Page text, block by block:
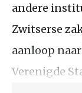
andere
Zwitserse
aanloop
Verenigde